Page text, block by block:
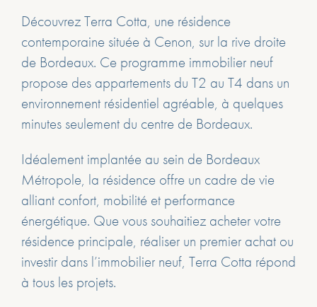
Découvrez Terra Cotta, une résidence
contemporaine située à Cenon, sur la rive droite
de Bordeaux. Ce programme immobilier neuf
propose des appartements du T2 au T4 dans un
environnement résidentiel agréable, à quelques
minutes seulement du centre de Bordeaux.
Idéalement implantée au sein de Bordeaux
Métropole, la résidence offre un cadre de vie
alliant confort, mobilité et performance
énergétique. Que vous souhaitiez acheter votre
résidence principale, réaliser un premier achat ou
investir dans l’immobilier neuf, Terra Cotta répond
à tous les projets.